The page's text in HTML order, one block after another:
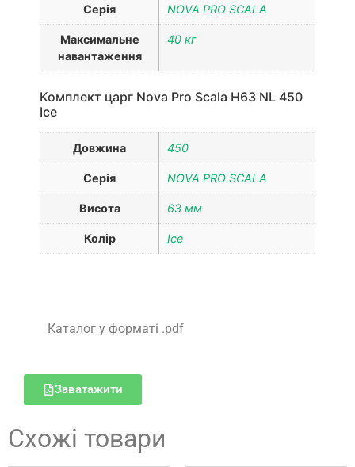
Серія NOVA PRO SCALA
Максимальне
навантаження
40 кг
Комплект царг Nova Pro Scala H63 NL 450
Ice
Довжина 450
Серія NOVA PRO SCALA
Висота 63 мм
Колір Ice
Каталог у форматі .pdf
Заватажити
Схожі товари